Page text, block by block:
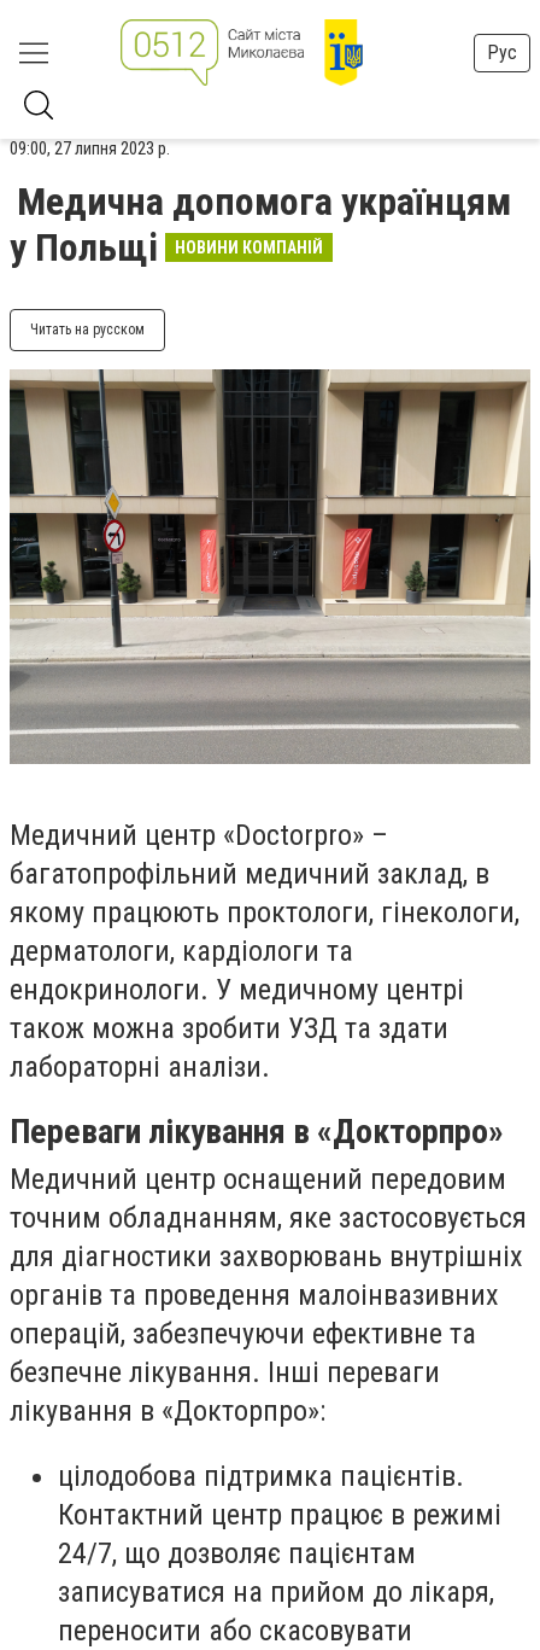
Рус
09:00, 27 липня 2023 р.
Медична допомога українцям
у Польщі
НОВИНИ КОМПАНІЙ
Читать на русском
Медичний центр «Doctorpro» –
багатопрофільний медичний заклад, в
якому працюють проктологи, гінекологи,
дерматологи, кардіологи та
ендокринологи. У медичному центрі
також можна зробити УЗД та здати
лабораторні аналізи.
Переваги лікування в «Докторпро»
Медичний центр оснащений передовим
точним обладнанням, яке застосовується
для діагностики захворювань внутрішніх
органів та проведення малоінвазивних
операцій, забезпечуючи ефективне та
безпечне лікування. Інші переваги
лікування в «Докторпро»:
цілодобова підтримка пацієнтів.
Контактний центр працює в режимі
24/7, що дозволяє пацієнтам
записуватися на прийом до лікаря,
переносити або скасовувати